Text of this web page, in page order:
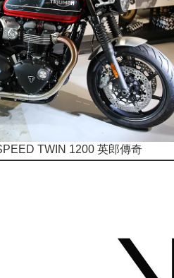
TWIN 1200 英郎傳奇